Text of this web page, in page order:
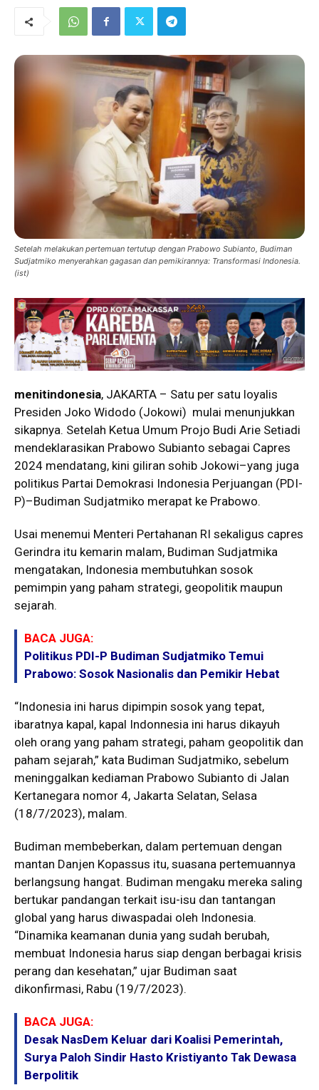
Setelah melakukan pertemuan tertutup dengan Prabowo Subianto, Budiman
Sudjatmiko menyerahkan gagasan dan pemikirannya: Transformasi Indonesia.
(ist)
menitindonesia, JAKARTA – Satu per satu loyalis
Presiden Joko Widodo (Jokowi) mulai menunjukkan
sikapnya. Setelah Ketua Umum Projo Budi Arie Setiadi
mendeklarasikan Prabowo Subianto sebagai Capres
2024 mendatang, kini giliran sohib Jokowi–yang juga
politikus Partai Demokrasi Indonesia Perjuangan (PDI-
P)–Budiman Sudjatmiko merapat ke Prabowo.
Usai menemui Menteri Pertahanan RI sekaligus capres
Gerindra itu kemarin malam, Budiman Sudjatmika
mengatakan, Indonesia membutuhkan sosok
pemimpin yang paham strategi, geopolitik maupun
sejarah.
BACA JUGA:
Politikus PDI-P Budiman Sudjatmiko Temui
Prabowo: Sosok Nasionalis dan Pemikir Hebat
“Indonesia ini harus dipimpin sosok yang tepat,
ibaratnya kapal, kapal Indonnesia ini harus dikayuh
oleh orang yang paham strategi, paham geopolitik dan
paham sejarah,” kata Budiman Sudjatmiko, sebelum
meninggalkan kediaman Prabowo Subianto di Jalan
Kertanegara nomor 4, Jakarta Selatan, Selasa
(18/7/2023), malam.
Budiman membeberkan, dalam pertemuan dengan
mantan Danjen Kopassus itu, suasana pertemuannya
berlangsung hangat. Budiman mengaku mereka saling
bertukar pandangan terkait isu-isu dan tantangan
global yang harus diwaspadai oleh Indonesia.
“Dinamika keamanan dunia yang sudah berubah,
membuat Indonesia harus siap dengan berbagai krisis
perang dan kesehatan,” ujar Budiman saat
dikonfirmasi, Rabu (19/7/2023).
BACA JUGA:
Desak NasDem Keluar dari Koalisi Pemerintah,
Surya Paloh Sindir Hasto Kristiyanto Tak Dewasa
Berpolitik